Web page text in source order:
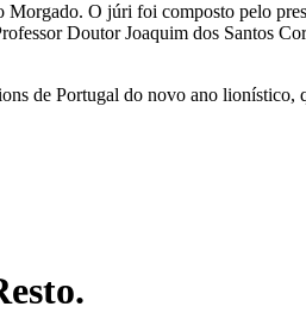
Morgado. O júri foi composto pelo
Doutor Joaquim dos Santos
de Portugal do novo ano lionístico,